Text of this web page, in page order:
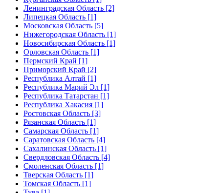
Ленинградская Область [2]
Липецкая Область [1]
Московская Область [5]
Нижегородская Область [1]
Новосибирская Область [1]
Орловская Область [1]
Пермский Край [1]
Приморский Край [2]
Республика Алтай [1]
Республика Марий Эл [1]
Республика Татарстан [1]
Республика Хакасия [1]
Ростовская Область [3]
Рязанская Область [1]
Самарская Область [1]
Саратовская Область [4]
Сахалинская Область [1]
Свердловская Область [4]
Смоленская Область [1]
Тверская Область [1]
Томская Область [1]